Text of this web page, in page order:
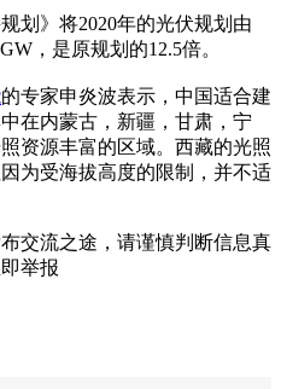
划》将2020年的光伏规划由
，是原规划的12.5倍。
的专家申炎波表示，中国适合建
在内蒙古，新疆，甘肃，宁
资源丰富的区域。西藏的光照
为受海拔高度的限制，并不适
交流之途，请谨慎判断信息真
举报